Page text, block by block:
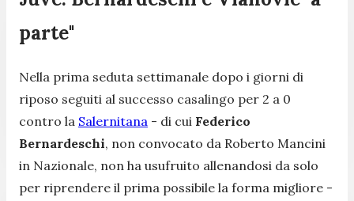
parte"
Nella prima seduta settimanale dopo i giorni di
riposo seguiti al successo casalingo per 2 a 0
contro la Salernitana - di cui Federico
Bernardeschi, non convocato da Roberto Mancini
in Nazionale, non ha usufruito allenandosi da solo
per riprendere il prima possibile la forma migliore -